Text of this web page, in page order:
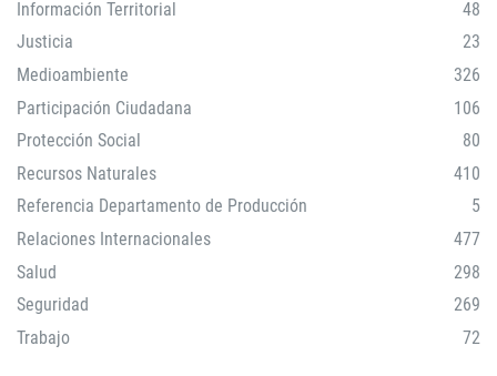
Información Territorial
48
Justicia
23
Medioambiente
326
Participación Ciudadana
106
Protección Social
80
Recursos Naturales
410
Referencia Departamento de Producción
5
Relaciones Internacionales
477
Salud
298
Seguridad
269
Trabajo
72